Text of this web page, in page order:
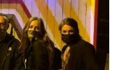
INDUSTRIE